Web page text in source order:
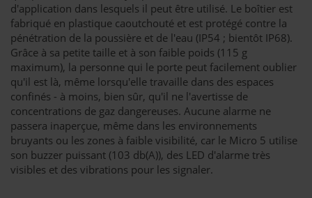
d'application dans lesquels il peut être utilisé. Le boîtier est
fabriqué en plastique caoutchouté et est protégé contre la
pénétration de la poussière et de l'eau (IP54 ; bientôt IP68).
Grâce à sa petite taille et à son faible poids (115 g
maximum), la personne qui le porte peut facilement oublier
qu'il est là, même lorsqu'elle travaille dans des espaces
confinés - à moins, bien sûr, qu'il ne l'avertisse de
concentrations de gaz dangereuses. Aucune alarme ne
passera inaperçue, même dans les environnements
bruyants ou les zones à faible visibilité, car le Micro 5 utilise
son buzzer puissant (103 db(A)), des LED d'alarme très
visibles et des vibrations pour les signaler.